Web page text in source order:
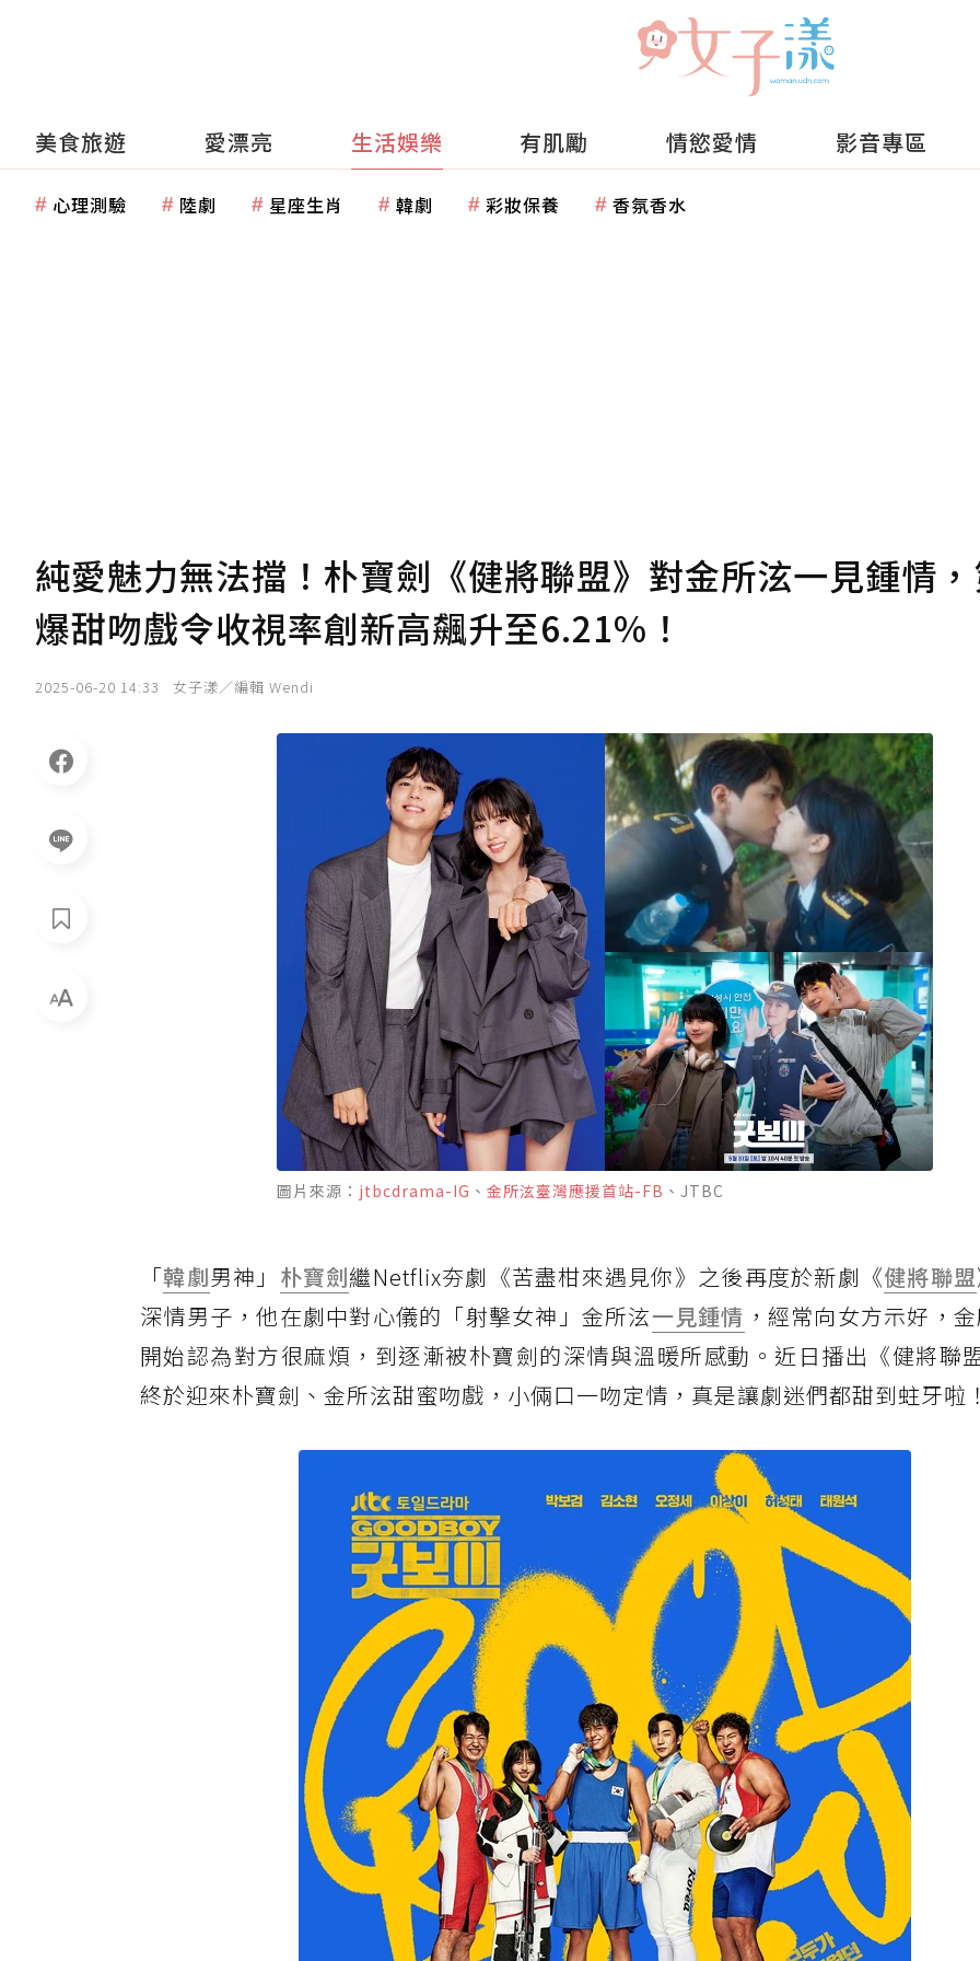
美食旅遊 愛漂亮 生活娛樂 有肌勵 情慾愛情 影音專區
心理測驗 陸劇 星座生肖 韓劇 彩妝保養 香氛香水
純愛魅力無法擋！朴寶劍《健將聯盟》對金所泫一見鍾情
爆甜吻戲令收視率創新高飆升至6.21%！
2025-06-20 14:33 女子漾／編輯 Wendi
圖片來源： jtbcdrama-IG 、 金所泫臺灣應援首站-FB 、JTBC
「韓劇男神」 朴寶劍繼Netflix夯劇《苦盡柑來遇見你》之後再度於新劇《健將聯盟
深情男子，他在劇中對心儀的「射擊女神」金所泫一見鍾情 ，經常向女方示好，
開始認為對方很麻煩，到逐漸被朴寶劍的深情與溫暖所感動。近日播出《健將聯
終於迎來朴寶劍、金所泫甜蜜吻戲，小倆口一吻定情，真是讓劇迷們都甜到蛀牙啦